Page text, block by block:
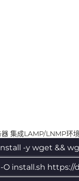
集成LAMP/LNMP环
-y wget &&
install.sh https://